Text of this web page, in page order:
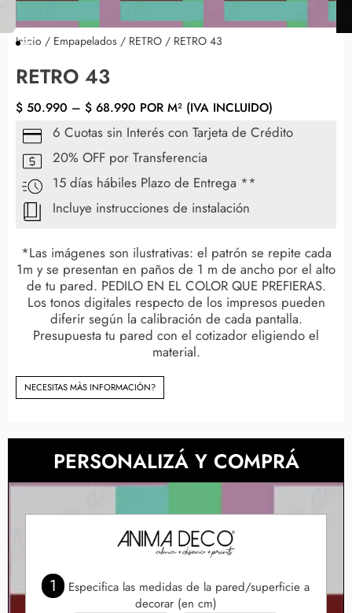
Inicio / Empapelados / RETRO / RETRO 43
RETRO 43
$ 50.990 – $ 68.990 POR M² (IVA INCLUIDO)
6 Cuotas sin Interés con Tarjeta de Crédito
20% OFF por Transferencia
15 días hábiles Plazo de Entrega **
Incluye instrucciones de instalación
*Las imágenes son ilustrativas: el patrón se repite cada
1m y se presentan en paños de 1 m de ancho por el alto
de tu pared. PEDILO EN EL COLOR QUE PREFIERAS.
Los tonos digitales respecto de los impresos pueden
diferir según la calibración de cada pantalla.
Presupuesta tu pared con el cotizador eligiendo el
material.
NECESITAS MÀS INFORMACIÓN?
PERSONALIZÁ Y COMPRÁ
1
Especifica las medidas de la pared/superficie a
decorar (en cm)